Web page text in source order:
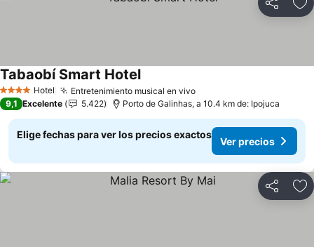
Compartir
4 EstrellasHotel Entretenimiento musical en vivoVer precios
Tabaobí Smart HotelVer precios
9,1 Excelente 5.422 Porto de Galinhas, a 10.4 km de: Ipojuca
Elige fechas para ver los precios exactos
Ver precios
Compartir